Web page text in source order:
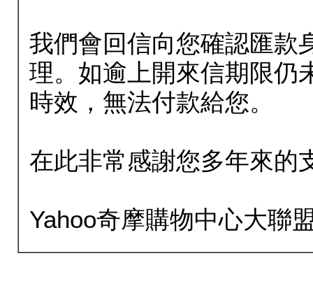
我們會回信向您確認匯款
理。如逾上開來信期限仍
時效，無法付款給您。
在此非常感謝您多年來的
Yahoo奇摩購物中心大